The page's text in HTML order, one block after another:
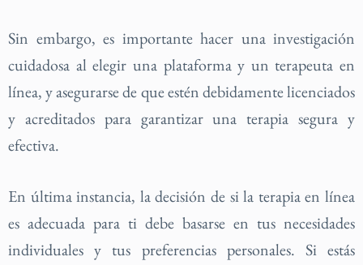
Sin embargo, es importante hacer una investigación
cuidadosa al elegir una plataforma y un terapeuta en
línea, y asegurarse de que estén debidamente licenciados
y acreditados para garantizar una terapia segura y
efectiva.
En última instancia, la decisión de si la terapia en línea
es adecuada para ti debe basarse en tus necesidades
individuales y tus preferencias personales. Si estás